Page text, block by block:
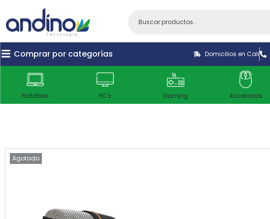
Comprar por categorías Domicilios en Cali
Portátiles PC's Gaming Accesorios
Agotado